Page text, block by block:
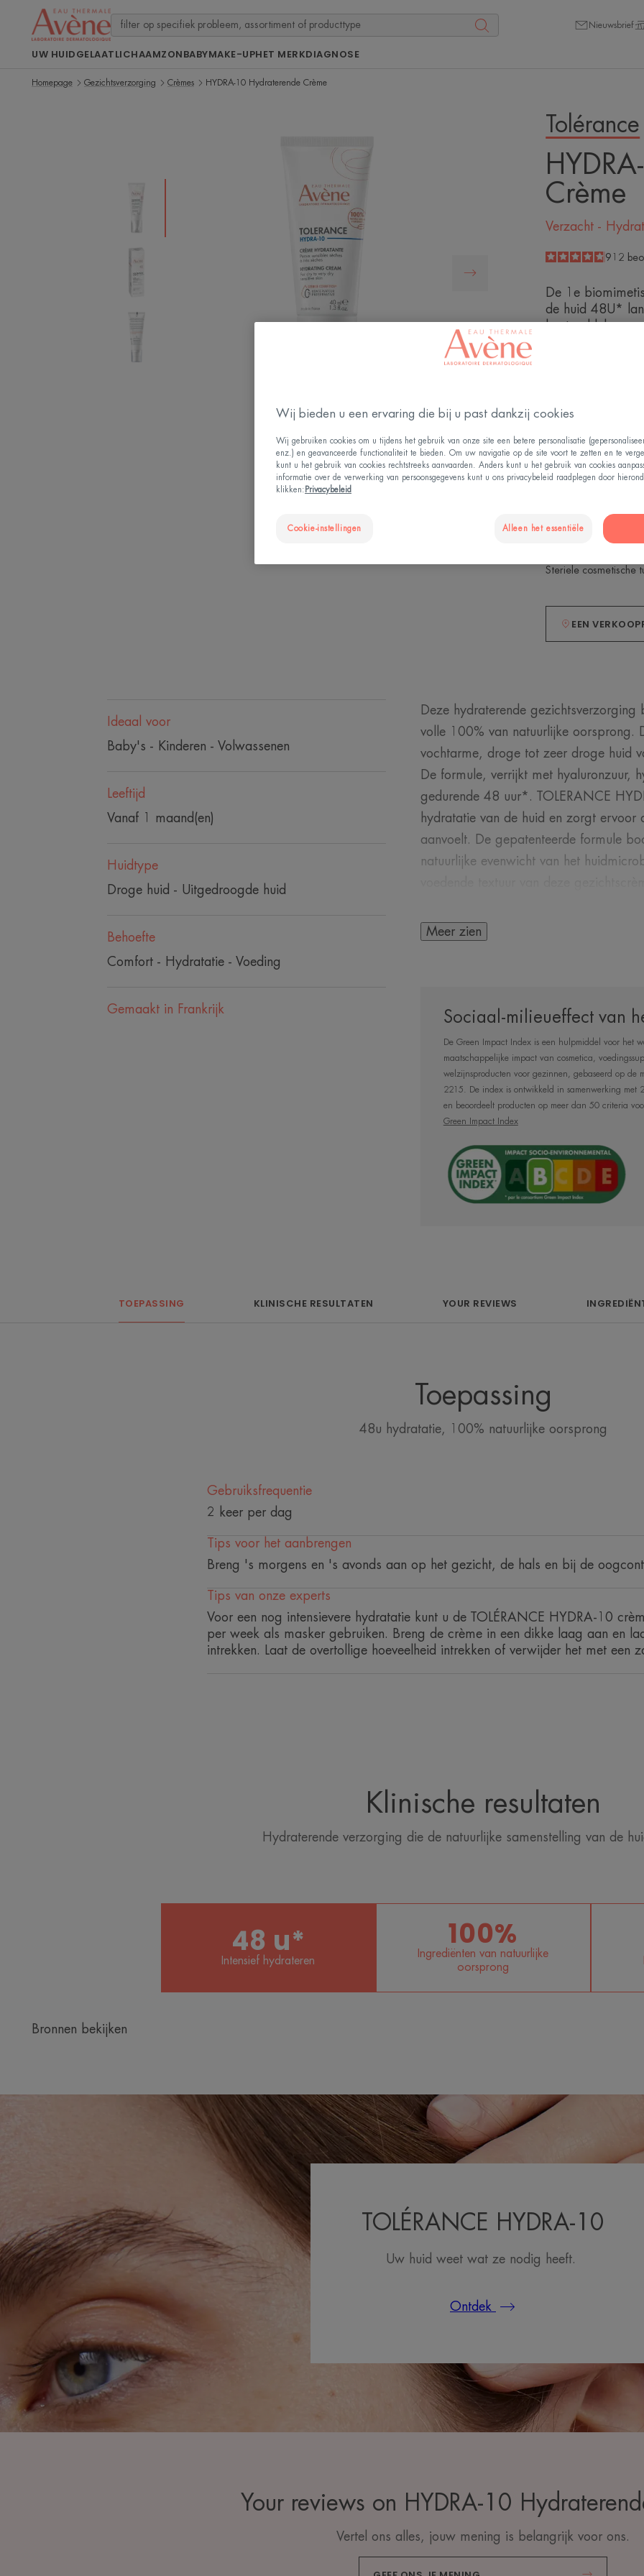
Nieuwsbrief
UW HUIDGELAATLICHAAMZONBABYMAKE-UPHET MERKDIAGNOSE
Homepage Gezichtsverzorging Crèmes HYDRA-10 Hydraterende Crème
Tolérance
Crème
Verzacht -
4.8
/
5
912
De 1e
de huid 48U*
bestanddelen
Hydraterend
Formule met
48U
ingrediënten van
Steriele cosmetische
EEN
Ideaal voor
Baby's - Kinderen - Volwassenen
Leeftijd
Vanaf 1 maand(en)
Huidtype
Droge huid - Uitgedroogde huid
Behoefte
Comfort - Hydratatie - Voeding
Gemaakt in Frankrijk
Deze hydraterende
volle 100% van natuurlijke oorsprong.
vochtarme, droge tot zeer droge huid
De formule, verrijkt met hyaluronzuur,
gedurende 48 uur*. TOLERANCE
hydratatie van de huid en zorgt ervoor
aanvoelt. De gepatenteerde formule
natuurlijke evenwicht van het
verontreiniging tegen en beschermt de
HET WOORD VAN
hyaluronzuur en
Avène is voor
parfum en
Voordeel
• RESPECTEERT de huid dankzij de
*Instrumentele test na 7 dagen, 2 keer/ dag. 30 personen.
*Instrumentele test na 7 dagen, 2 keer/ dag. 30 personen.
**Patent aangevraagd.
Meer zien
Sociaal-milieueffect van
De Green Impact Index is een hulpmiddel voor het
maatschappelijke impact van cosmetica,
welzijnsproducten voor gezinnen, gebaseerd op de
2215. De index is ontwikkeld in samenwerking met
en beoordeelt producten op meer dan 50 criteria
Green Impact Index
TOEPASSING KLINISCHE RESULTATEN YOUR REVIEWS
Toepassing
48u hydratatie, 100% natuurlijke oorsprong
Gebruiksfrequentie
2 keer per dag
Tips voor het aanbrengen
Breng 's morgens en 's avonds aan op het gezicht, de hals en bij de
Tips van onze experts
Voor een nog intensievere hydratatie kunt u de TOLÉRANCE HYDRA-10
per week als masker gebruiken. Breng de crème in een dikke laag aan en
intrekken. Laat de overtollige hoeveelheid intrekken of verwijder het met een
Klinische resultaten
Hydraterende verzorging die de natuurlijke samenstelling van de
48 u*
Intensief hydrateren
100%
Ingrediënten van natuurlijke
oorsprong
Bronnen bekijken
TOLÉRANCE HYDRA-10
Uw huid weet wat ze nodig heeft.
Ontdek
Your reviews on HYDRA-10
Vertel ons alles, jouw mening is belangrijk voor ons.
Wij bieden u een ervaring die bij u past dankzij cookies
Wij gebruiken cookies om u tijdens het gebruik van onze site een betere personalisatie
enz.) en geavanceerde functionaliteit te bieden. Om uw navigatie op de site voort te zetten en te
kunt u het gebruik van cookies rechtstreeks aanvaarden. Anders kunt u het gebruik van cookies
informatie over de verwerking van persoonsgegevens kunt u ons privacybeleid raadplegen door
klikken: Privacybeleid
Cookie-instellingen Alleen het essentiële